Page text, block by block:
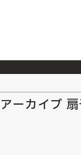
2026/7/23
ーカイブ